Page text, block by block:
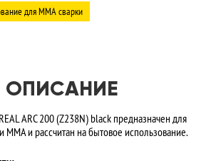
для MMA сварки
ОПИСАНИЕ
ARC 200 (Z238N) black предназначен для
MMA и рассчитан на бытовое использование.